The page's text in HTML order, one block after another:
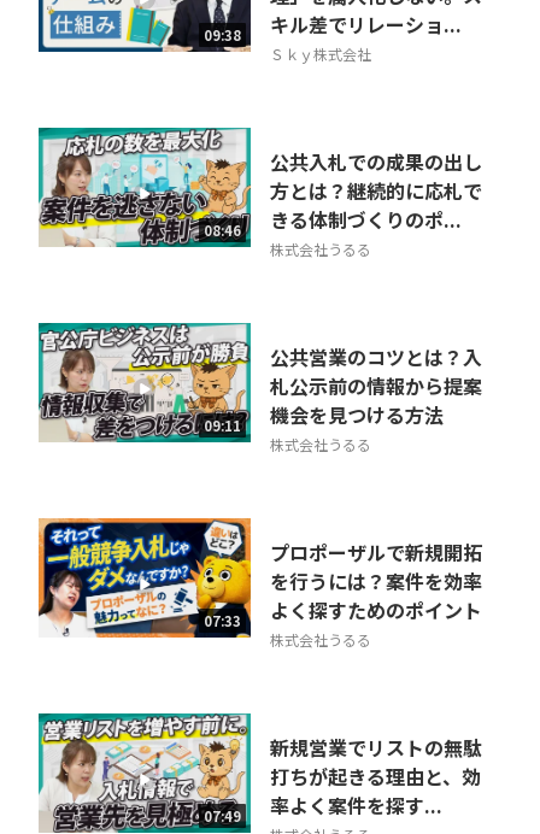
09:38
キル差でリレーショ...
Ｓｋｙ株式会社
08:46
公共入札での成果の出し
方とは？継続的に応札で
きる体制づくりのポ...
株式会社うるる
09:11
公共営業のコツとは？入
札公示前の情報から提案
機会を見つける方法
株式会社うるる
07:33
プロポーザルで新規開拓
を行うには？案件を効率
よく探すためのポイント
株式会社うるる
07:49
新規営業でリストの無駄
打ちが起きる理由と、効
率よく案件を探す...